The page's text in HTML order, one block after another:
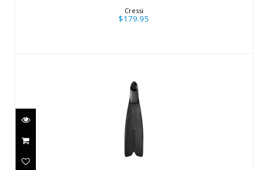
Cressi
$179.95
CONCORDE
$164.95